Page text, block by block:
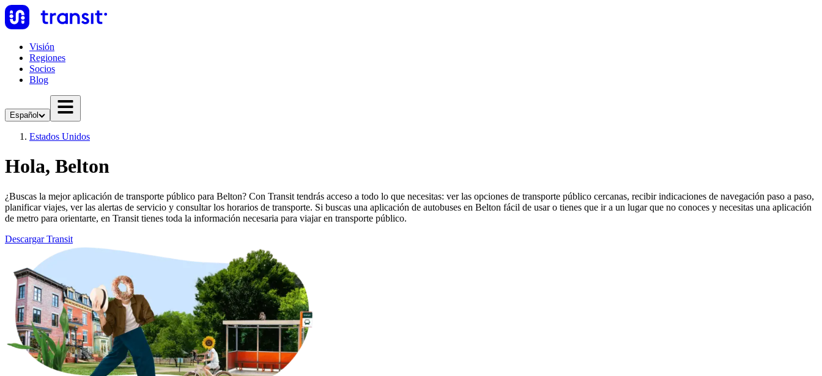
Visión
Regiones
Socios
Blog
Español
Estados Unidos
Hola, Belton
¿Buscas la mejor aplicación de transporte público para Belton? Con Transit tendrás acceso a todo lo que necesitas: ver las opciones de transporte público cercanas, recibir indicaciones de navegación paso a paso,
planificar viajes, ver las alertas de servicio y consultar los horarios de transporte. Si buscas una aplicación de autobuses en Belton fácil de usar o tienes que ir a un lugar que no conoces y necesitas una aplicación
de metro para orientarte, en Transit tienes toda la información necesaria para viajar en transporte público.
Descargar Transit